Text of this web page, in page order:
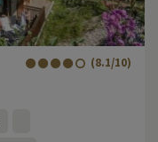
(8.1/10)